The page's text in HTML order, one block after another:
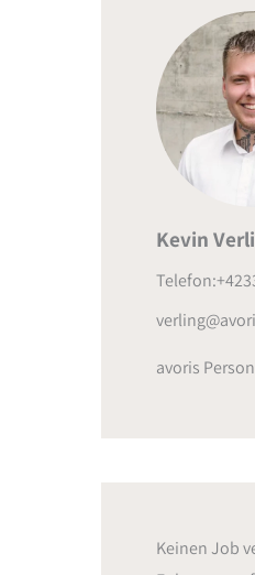
Kevin
avoris
Keinen Job